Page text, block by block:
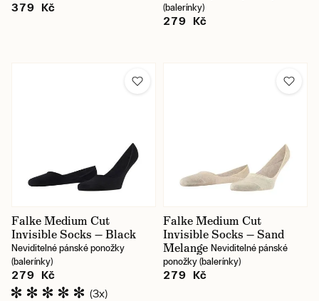
379 Kč
(balerínky)
279 Kč
Falke Medium Cut
Invisible Socks — Black
Neviditelné pánské ponožky
(balerínky)
279 Kč
(3x)
Falke Medium Cut
Invisible Socks — Sand
Melange Neviditelné pánské
ponožky (balerínky)
279 Kč